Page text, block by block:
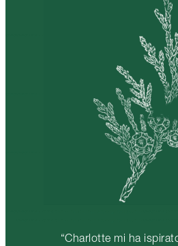
“Charlotte mi ha